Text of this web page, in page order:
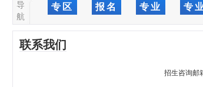
导
航
专区
报名
专业
专
联系我们
招生咨询邮